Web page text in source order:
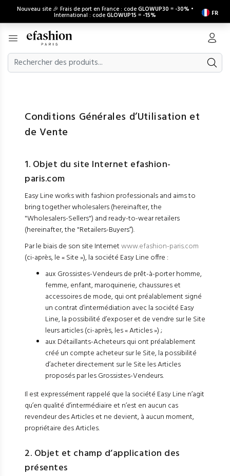
Nouveau site 🎉 Frais de port en France : codeGLOWUP30 = -30% •
International : codeGLOWUP15 = -15% FR
Conditions Générales d’Utilisation et
de Vente
1. Objet du site Internet efashion-
paris.com
Easy Line works with fashion professionals and aims to
bring together wholesalers (hereinafter, the
"Wholesalers-Sellers") and ready-to-wear retailers
(hereinafter, the "Retailers-Buyers”).
Par le biais de son site Internetwww.efashion-paris.com
(ci-après, le « Site »), la société Easy Line offre :
aux Grossistes-Vendeurs de prêt-à-porter homme,
femme, enfant, maroquinerie, chaussures et
accessoires de mode, qui ont préalablement signé
un contrat d’intermédiation avec la société Easy
Line, la possibilité d’exposer et de vendre sur le Site
leurs articles (ci-après, les « Articles ») ;
aux Détaillants-Acheteurs qui ont préalablement
créé un compte acheteur sur le Site, la possibilité
d’acheter directement sur le Site les Articles
proposés par les Grossistes-Vendeurs.
Il est expressément rappelé que la société Easy Line n’agit
qu’en qualité d’intermédiaire et n’est en aucun cas
revendeur des Articles et ne devient, à aucun moment,
propriétaire des Articles.
2. Objet et champ d’application des
présentes